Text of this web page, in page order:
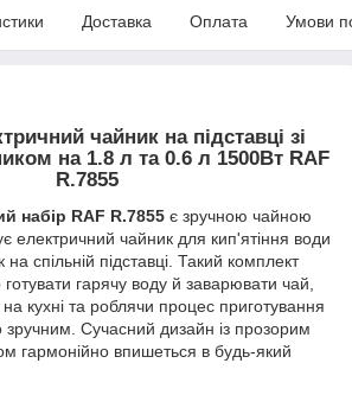
Доставка Оплата Умови
чайник на підставці зі
на 1.8 л та 0.6 л 1500Вт RAF
R.7855
набір RAF R.7855 є зручною чайною
електричний чайник для кип'ятіння води
спільній підставці. Такий комплект
гарячу воду й заварювати чай,
кухні та роблячи процес приготування
Сучасний дизайн із прозорим
гармонійно впишеться в будь-який